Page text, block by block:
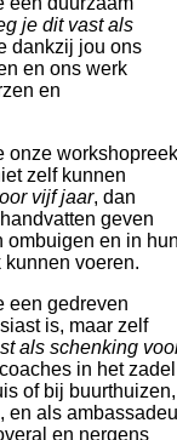
je dit vast als
dankzij jou ons
en ons werk
en
onze
zelf kunnen
vijf jaar, dan
geven
ombuigen en in
voeren.
een gedreven
is, maar zelf
als schenking
in het
of bij buurthuizen,
en als
en nergens